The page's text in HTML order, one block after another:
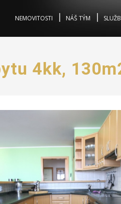
NEMOVITOSTI NÁŠ TÝM
4kk,